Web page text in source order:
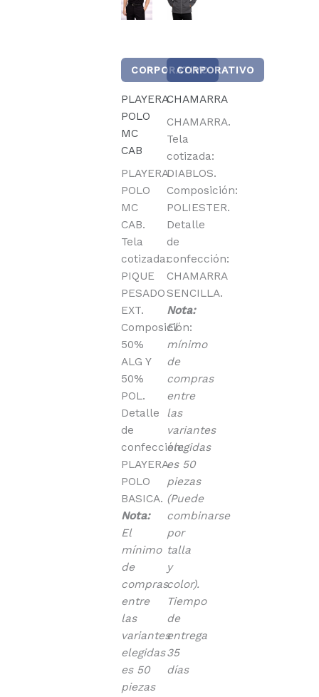
CORPORATIVO
PLAYERA
POLO
MC
CAB
PLAYERA
POLO
MC
CAB.
Tela
cotizada:
PIQUE
PESADO
EXT.
Composición:
50%
ALG Y
50%
POL.
Detalle
de
confección:
PLAYERA
POLO
BASICA.
Nota:
El
mínimo
de
compras
entre
las
variantes
elegidas
es 50
piezas
CORPORATIVO
CHAMARRA
CHAMARRA.
Tela
cotizada:
DIABLOS.
Composición:
POLIESTER.
Detalle
de
confección:
CHAMARRA
SENCILLA.
Nota:
El
mínimo
de
compras
entre
las
variantes
elegidas
es 50
piezas
(Puede
combinarse
por
talla
y
color).
Tiempo
de
entrega
35
días